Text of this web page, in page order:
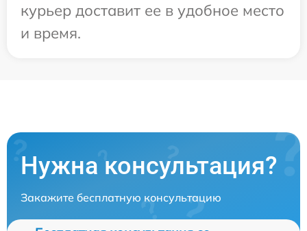
курьер доставит ее в удобное место
и время.
Нужна консультация?
Закажите бесплатную консультацию